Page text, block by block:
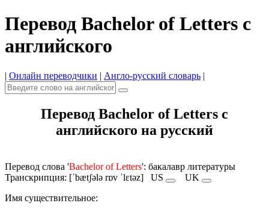
Перевод Bachelor of Letters с
английского
| Онлайн переводчики | Англо-русский словарь |
Перевод Bachelor of Letters с
английского на русский
Перевод слова 'Bachelor of Letters': бакалавр литературы
Транскрипция: [ˈbætʃələ rɒv ˈlɛtəz] US
UK
Имя cуществительное: